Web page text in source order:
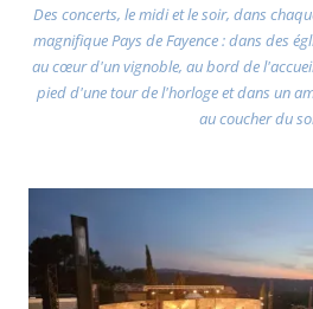
Des concerts, le midi et le soir, dans
magnifique Pays de Fayence : dans des
au cœur d'un vignoble, au bord de
pied d'une tour de l'horloge et dans un
au coucher du